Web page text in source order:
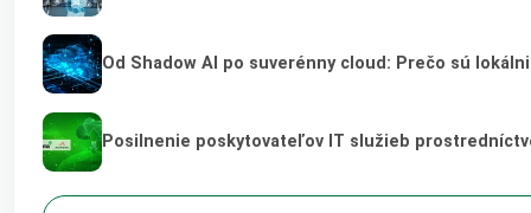
Od Shadow AI po suverénny cloud: Prečo sú
Posilnenie poskytovateľov IT služieb